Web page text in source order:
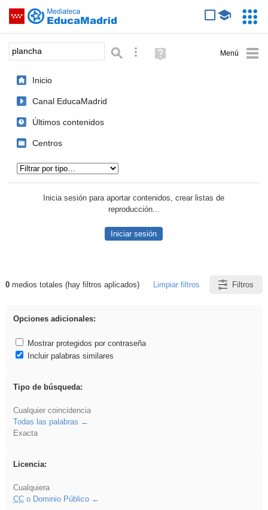
Saltar navegación
Palabra o frase: Búsqueda avanzada
Ayuda
(en
Inicio
Canal EducaMadrid
Últimos contenidos
Centros
Inicia sesión para aportar contenidos, crear listas de
reproducción...
Iniciar sesión
Resultados de: plancha
0medios totales (hay filtros aplicados) Limpiar filtros Filtros
Opciones adicionales:
Mostrar protegidos por contraseña
Incluir palabras similares
Tipo de búsqueda:
Cualquier coincidencia
Todas las palabras
Exacta
Licencia:
Cualquiera
CCo Dominio Público